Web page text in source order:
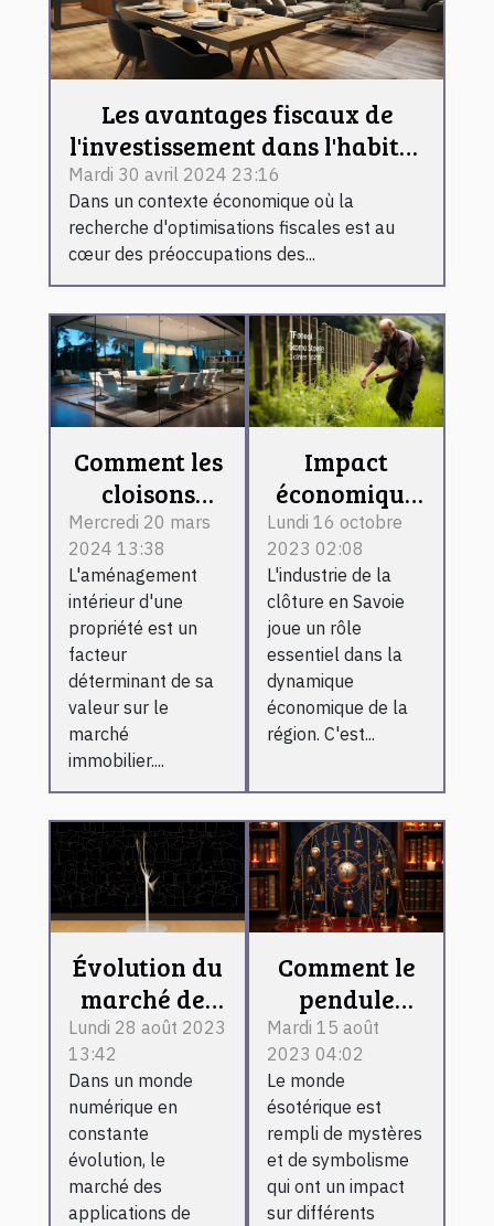
Les avantages fiscaux de
l'investissement dans l'habitat
préfabriqué
Mardi 30 avril 2024 23:16
Dans un contexte économique où la
recherche d'optimisations fiscales est au
cœur des préoccupations des...
Comment les
cloisons
vitrées
intérieures
peuvent
augmenter la
valeur
immobilière
de votre
propriété
Mercredi 20 mars
2024 13:38
L'aménagement
intérieur d'une
propriété est un
facteur
déterminant de sa
valeur sur le
marché
immobilier....
Impact
économique
de l'industrie
de la clôture
en Savoie
Lundi 16 octobre
2023 02:08
L'industrie de la
clôture en Savoie
joue un rôle
essentiel dans la
dynamique
économique de la
région. C'est...
Évolution du
marché des
applications
rencontres
BDSM et
fétichistes en
2023
Lundi 28 août 2023
13:42
Dans un monde
numérique en
constante
évolution, le
marché des
applications de
Comment le
pendule
divinatoire
en ligne
influence
l'économie
du marché
ésotérique
Mardi 15 août
2023 04:02
Le monde
ésotérique est
rempli de mystères
et de symbolisme
qui ont un impact
sur différents